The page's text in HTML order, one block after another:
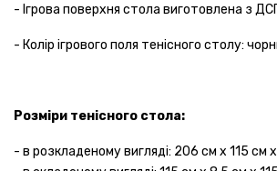
- Ігрова поверхня стола виготовлена ​​з
- Колір ігрового поля тенісного столу:
Розміри тенісного стола:
- в розкладеному вигляді: 206 см х 115 см